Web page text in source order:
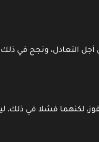
التعادل، ونجح في ذلك
فشلا في ذلك، لينتهي